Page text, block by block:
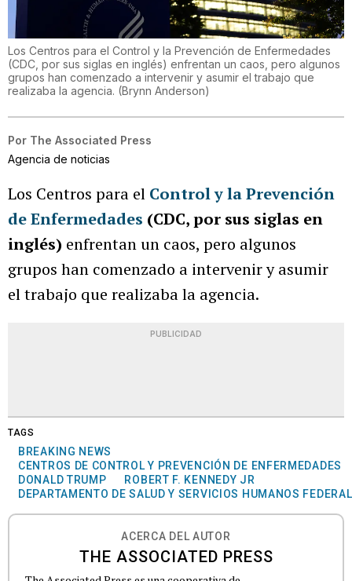
Los Centros para el Control y la Prevención de Enfermedades
(CDC, por sus siglas en inglés) enfrentan un caos, pero algunos
grupos han comenzado a intervenir y asumir el trabajo que
realizaba la agencia. (Brynn Anderson)
Por The Associated Press
Agencia de noticias
Los Centros para el Control y la Prevención
de Enfermedades (CDC, por sus siglas en
inglés) enfrentan un caos, pero algunos
grupos han comenzado a intervenir y asumir
el trabajo que realizaba la agencia.
PUBLICIDAD
TAGS
BREAKING NEWS
CENTROS DE CONTROL Y PREVENCIÓN DE ENFERMEDADES
DONALD TRUMP
ROBERT F. KENNEDY JR
DEPARTAMENTO DE SALUD Y SERVICIOS HUMANOS FEDERAL
ACERCA DEL AUTOR
THE ASSOCIATED PRESS